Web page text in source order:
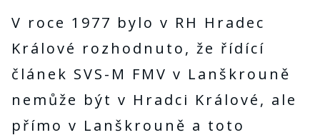
V roce 1977 bylo v RH Hradec
Králové rozhodnuto, že řídící
článek SVS-M FMV v Lanškrouně
nemůže být v Hradci Králové, ale
přímo v Lanškrouně a toto